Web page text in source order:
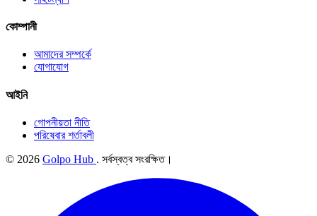
কোম্পানী
আমাদের সম্পর্কে
যোগাযোগ
আইনি
গোপনীয়তা নীতি
পরিষেবার শর্তাবলী
© 2026 Golpo Hub . সর্বস্বত্ব সংরক্ষিত।